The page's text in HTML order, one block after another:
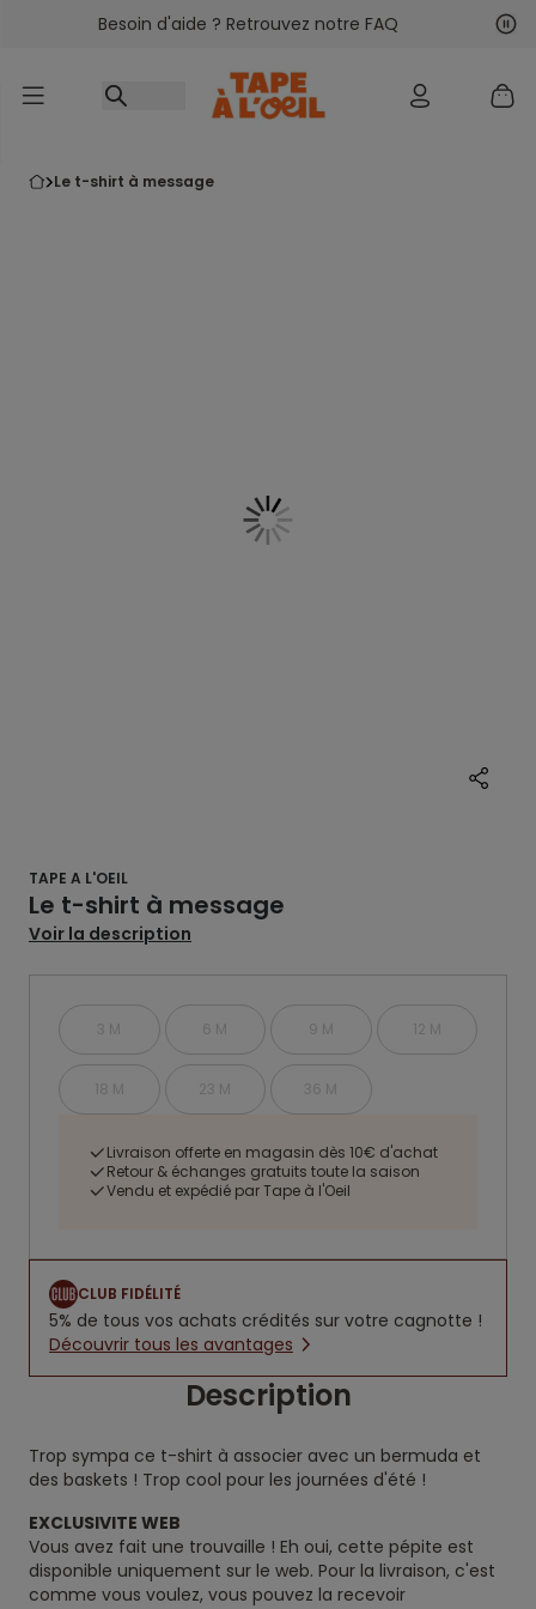
Accéder au contenu
Besoin d'aide ? Retrouvez notre FAQ
le t-shirt à message
TAPE A L'OEIL
Le t-shirt à message
Voir la description
3 M 6 M 9 M 12 M
18 M 23 M 36 M
Livraison offerte en magasin dès 10€ d'achat
Retour & échanges gratuits toute la saison
Vendu et expédié par Tape à l'Oeil
CLUB FIDÉLITÉ
5% de tous vos achats crédités sur votre cagnotte !
Découvrir tous les avantages
Description
Trop sympa ce t-shirt à associer avec un bermuda et
des baskets ! Trop cool pour les journées d'été !
EXCLUSIVITE WEB
Vous avez fait une trouvaille ! Eh oui, cette pépite est
disponible uniquement sur le web. Pour la livraison, c'est
comme vous voulez, vous pouvez la recevoir